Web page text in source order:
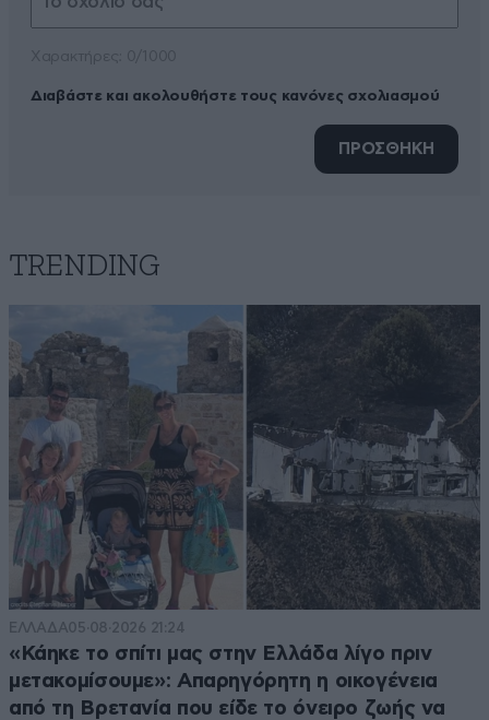
Διαβάστε και ακολουθήστε τους κανόνες σχολιασμού
ΠΡΟΣΘΗΚΗ
TRENDING
ΕΛΛΑΔΑ05·08·2026 21:24
«Κάηκε το σπίτι μας στην Ελλάδα λίγο πριν
μετακομίσουμε»: Απαρηγόρητη η οικογένεια
από τη Βρετανία που είδε το όνειρο ζωής να